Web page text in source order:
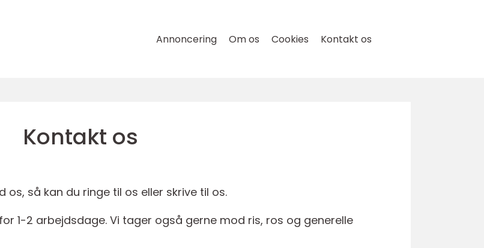
Annoncering Om os Cookies Kontakt os
Kontakt os
så kan du ringe til os eller skrive til os.
1-2 arbejdsdage. Vi tager også gerne mod ris, ros og generelle